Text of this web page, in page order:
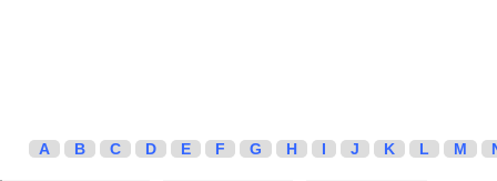
A B C D E F G H I J K L M